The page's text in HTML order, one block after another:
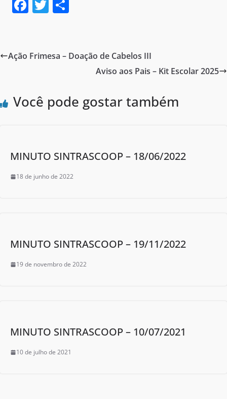
F
e
o
T
er e
Ação Frimesa – Doação de Cabelos III
Aviso aos Pais – Kit Escolar 2025
Você pode gostar também
MINUTO SINTRASCOOP – 18/06/2022
18 de junho de 2022
MINUTO SINTRASCOOP – 19/11/2022
19 de novembro de 2022
MINUTO SINTRASCOOP – 10/07/2021
10 de julho de 2021